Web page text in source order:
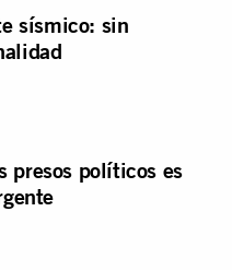
sísmico: sin
presos políticos es